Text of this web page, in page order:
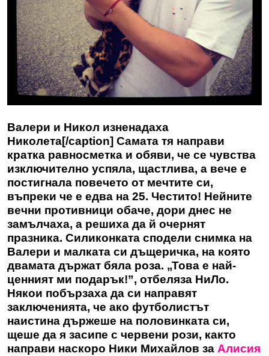
Валери и Никол изненадаха
Николета[/caption] Самата тя направи
кратка равносметка и обяви, че се чувства
изключително успяла, щастлива, а вече е
постигнала повечето от мечтите си,
въпреки че е едва на 25. Честито! Нейните
вечни противници обаче, дори днес не
замълчаха, а решиха да й очернят
празника. Силиконката сподели снимка на
Валери и малката си дъщеричка, на която
двамата държат бяла роза. „Това е най-
ценният ми подарък!”, отбеляза НиЛо.
Някои побързаха да си направят
заключенията, че ако футболистът
наистина държеше на половинката си,
щеше да я засипе с червени рози, както
направи наскоро Ники Михайлов за Алисия